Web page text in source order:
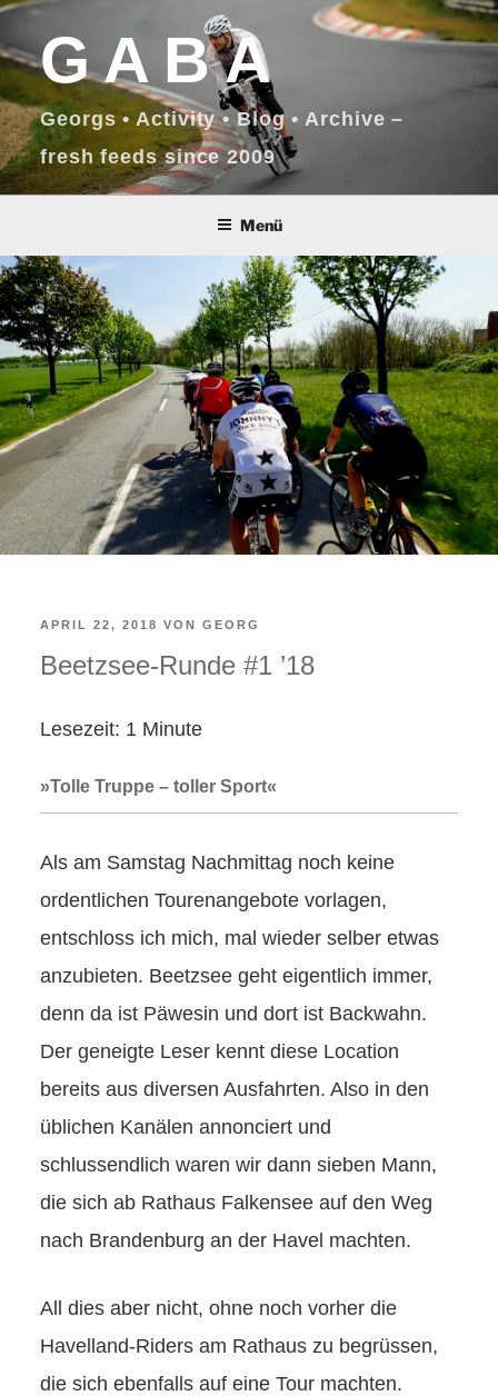
Zum
Inhalt
springenGABA
Georgs • Activity • Blog • Archive –
fresh feeds since 2009
Menü
VERÖFFENTLICHT
AM
APRIL 22, 2018 VON GEORG
Beetzsee-Runde #1 ’18
Lesezeit: 1 Minute
»Tolle Truppe – toller Sport«
Als am Samstag Nachmittag noch keine
ordentlichen Tourenangebote vorlagen,
entschloss ich mich, mal wieder selber etwas
anzubieten. Beetzsee geht eigentlich immer,
denn da ist Päwesin und dort ist Backwahn.
Der geneigte Leser kennt diese Location
bereits aus diversen Ausfahrten. Also in den
üblichen Kanälen annonciert und
schlussendlich waren wir dann sieben Mann,
die sich ab Rathaus Falkensee auf den Weg
nach Brandenburg an der Havel machten.
All dies aber nicht, ohne noch vorher die
Havelland-Riders am Rathaus zu begrüssen,
die sich ebenfalls auf eine Tour machten.